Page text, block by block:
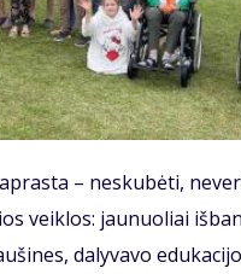
– neskubėti,
veiklos: jaunuoliai
dalyvavo